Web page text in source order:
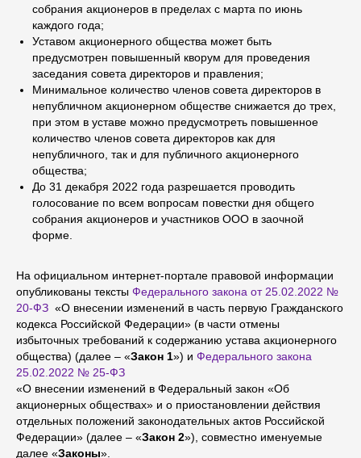
собрания акционеров в пределах с марта по июнь
каждого года;
Уставом акционерного общества может быть
предусмотрен повышенный кворум для проведения
заседания совета директоров и правления;
Минимальное количество членов совета директоров в
непубличном акционерном обществе снижается до трех,
при этом в уставе можно предусмотреть повышенное
количество членов совета директоров как для
непубличного, так и для публичного акционерного
общества;
До 31 декабря 2022 года разрешается проводить
голосование по всем вопросам повестки дня общего
собрания акционеров и участников ООО в заочной
форме.
На официальном интернет-портале правовой информации
опубликованы тексты Федерального закона от 25.02.2022 №
20-ФЗ «О внесении изменений в часть первую Гражданского
кодекса Российской Федерации» (в части отмены
избыточных требований к содержанию устава акционерного
общества) (далее – «Закон 1») и Федерального закона
25.02.2022 № 25-ФЗ
«О внесении изменений в Федеральный закон «Об
акционерных обществах» и о приостановлении действия
отдельных положений законодательных актов Российской
Федерации» (далее – «Закон 2»), совместно именуемые
далее «Законы».